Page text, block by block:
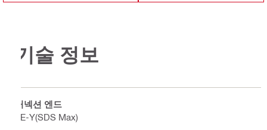
기술 정보
커넥션 엔드
TE-Y(SDS Max)